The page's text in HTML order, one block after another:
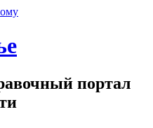
портал